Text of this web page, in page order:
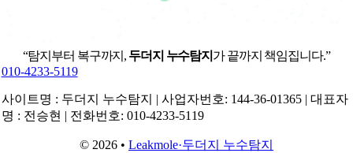
“탐지부터 복구까지, 두더지 누수탐지 가 끝까지 책임집니다.”
010-4233-5119
사이트명 : 두더지 누수탐지 | 사업자번호: 144-36-01365 | 대표자
명 : 전승현 | 전화번호: 010-4233-5119
© 2026 • Leakmole·두더지 누수탐지